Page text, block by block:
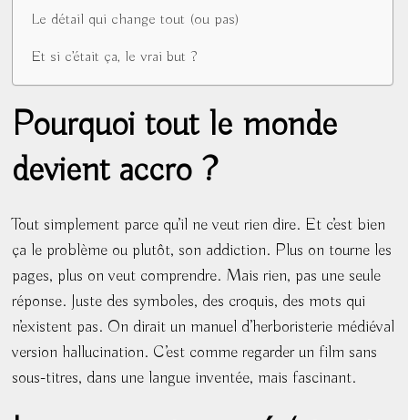
Le détail qui change tout (ou pas)
Et si c’était ça, le vrai but ?
Pourquoi tout le monde
devient accro ?
Tout simplement parce qu’il ne veut rien dire. Et c’est bien
ça le problème ou plutôt, son addiction. Plus on tourne les
pages, plus on veut comprendre. Mais rien, pas une seule
réponse. Juste des symboles, des croquis, des mots qui
n’existent pas. On dirait un manuel d’herboristerie médiéval
version hallucination. C’est comme regarder un film sans
sous-titres, dans une langue inventée, mais fascinant.